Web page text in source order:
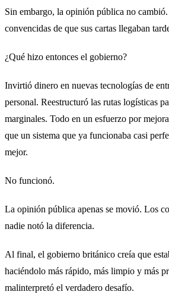
Sin embargo, la opinión pública no cambió.
convencidas de que sus cartas llegaban
¿Qué hizo entonces el gobierno?
Invirtió dinero en nuevas tecnologías de
personal. Reestructuró las rutas logísticas
marginales. Todo en un esfuerzo por
que un sistema que ya funcionaba casi
mejor.
No funcionó.
La opinión pública apenas se movió. Los
nadie notó la diferencia.
Al final, el gobierno británico creía que
haciéndolo más rápido, más limpio y más
malinterpretó el verdadero desafío.